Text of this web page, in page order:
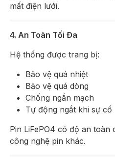
mất điện lưới.
4. An Toàn Tối Đa
Hệ thống được trang bị:
Bảo vệ quá nhiệt
Bảo vệ quá dòng
Chống ngắn mạch
Tự động ngắt khi sự cố
Pin LiFePO4 có độ an toàn
công nghệ pin khác.